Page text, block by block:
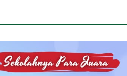
Kelas
6
SD
Al